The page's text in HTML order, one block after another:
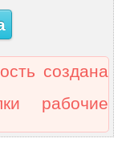
создана
рабочие